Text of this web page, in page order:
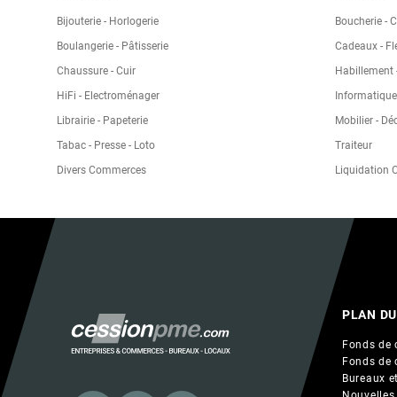
Bijouterie - Horlogerie
Boucherie -
Boulangerie - Pâtisserie
Cadeaux -
Chaussure - Cuir
Habillement
HiFi - Electroménager
Librairie - Papeterie
Mobilier -
Tabac - Presse - Loto
Traiteur
Divers Commerces
Liquidation
PLAN
Fonds de
Fonds de
Bureaux